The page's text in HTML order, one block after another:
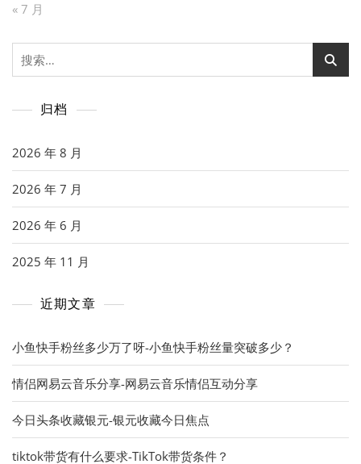
« 7 月
搜
索：
归档
2026 年 8 月
2026 年 7 月
2026 年 6 月
2025 年 11 月
近期文章
小鱼快手粉丝多少万了呀-小鱼快手粉丝量突破多少？
情侣网易云音乐分享-网易云音乐情侣互动分享
今日头条收藏银元-银元收藏今日焦点
tiktok带货有什么要求-TikTok带货条件？